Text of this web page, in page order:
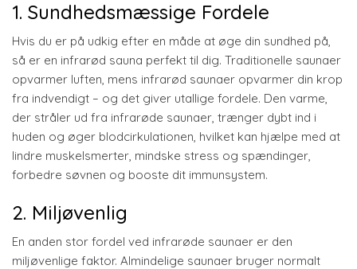
1. Sundhedsmæssige Fordele
Hvis du er på udkig efter en måde at øge din sundhed på,
så er en infrarød sauna perfekt til dig. Traditionelle saunaer
opvarmer luften, mens infrarød saunaer opvarmer din krop
fra indvendigt – og det giver utallige fordele. Den varme,
der stråler ud fra infrarøde saunaer, trænger dybt ind i
huden og øger blodcirkulationen, hvilket kan hjælpe med at
lindre muskelsmerter, mindske stress og spændinger,
forbedre søvnen og booste dit immunsystem.
2. Miljøvenlig
En anden stor fordel ved infrarøde saunaer er den
miljøvenlige faktor. Almindelige saunaer bruger normalt